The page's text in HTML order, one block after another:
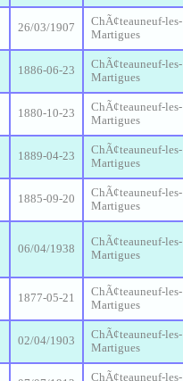
26/03/1907
ChÃ¢teauneuf-les-
Martigues
1886-06-23
ChÃ¢teauneuf-les-
Martigues
1880-10-23
ChÃ¢teauneuf-les-
Martigues
1889-04-23
ChÃ¢teauneuf-les-
Martigues
1885-09-20
ChÃ¢teauneuf-les-
Martigues
06/04/1938
ChÃ¢teauneuf-les-
Martigues
1877-05-21
ChÃ¢teauneuf-les-
Martigues
02/04/1903
ChÃ¢teauneuf-les-
Martigues
ChÃ¢teauneuf-les-